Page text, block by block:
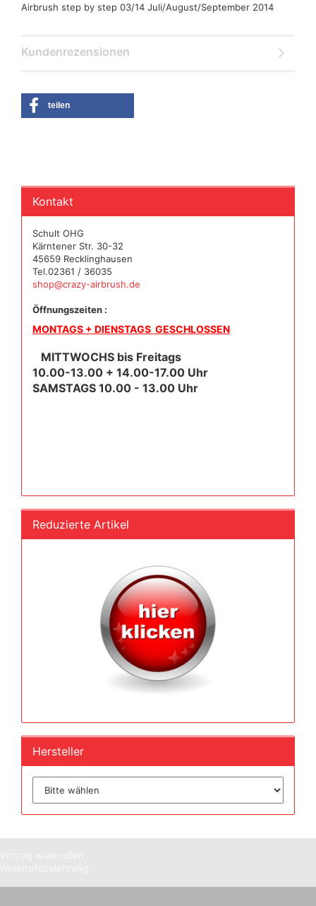
Airbrush step by step 03/14 Juli/August/September 2014
Kundenrezensionen
teilen
Kontakt
Schult OHG
Kärntener Str. 30-32
45659 Recklinghausen
Tel.02361 / 36035
shop@crazy-airbrush.de
Öffnungszeiten :
MONTAGS + DIENSTAGS GESCHLOSSEN
MITTWOCHS bis Freitags
10.00-13.00 + 14.00-17.00 Uhr
SAMSTAGS 10.00 - 13.00 Uhr
Reduzierte Artikel
Hersteller